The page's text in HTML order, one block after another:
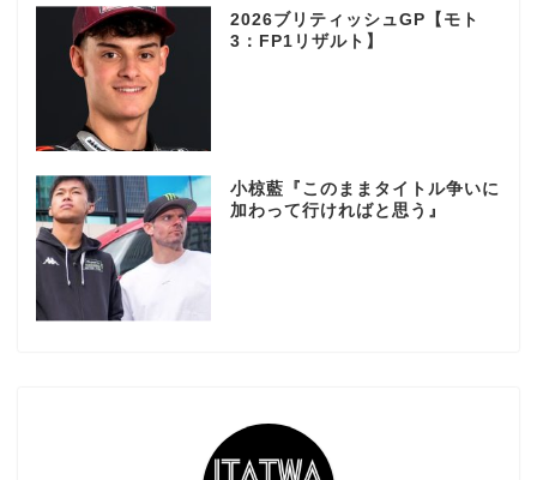
2026ブリティッシュGP【モト
3：FP1リザルト】
小椋藍『このままタイトル争いに
加わって行ければと思う』